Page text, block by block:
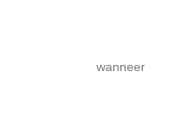
wanneer